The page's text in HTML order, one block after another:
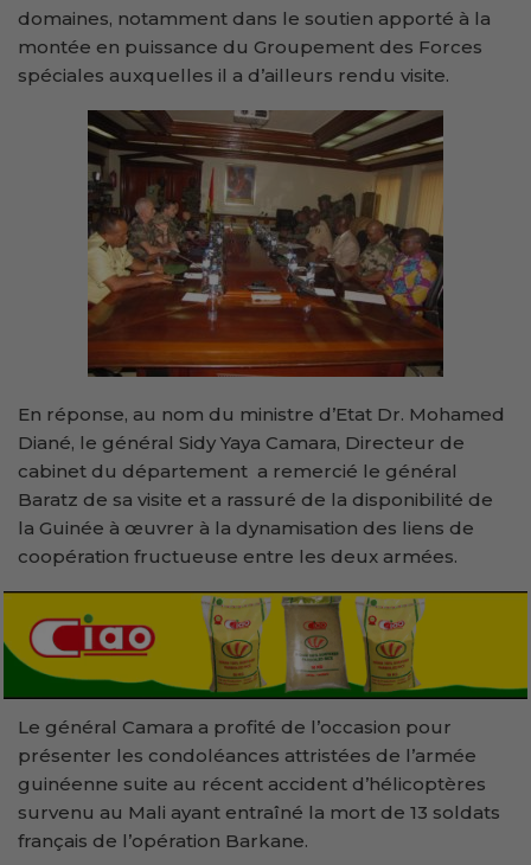
domaines, notamment dans le soutien apporté à la
montée en puissance du Groupement des Forces
spéciales auxquelles il a d’ailleurs rendu visite.
En réponse, au nom du ministre d’Etat Dr. Mohamed
Diané, le général Sidy Yaya Camara, Directeur de
cabinet du département a remercié le général
Baratz de sa visite et a rassuré de la disponibilité de
la Guinée à œuvrer à la dynamisation des liens de
coopération fructueuse entre les deux armées.
Le général Camara a profité de l’occasion pour
présenter les condoléances attristées de l’armée
guinéenne suite au récent accident d’hélicoptères
survenu au Mali ayant entraîné la mort de 13 soldats
français de l’opération Barkane.